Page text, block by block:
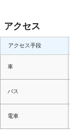
い日本一の城だと称さ
佇んでいます。本丸に
アクセス
アクセス手段
車
バス
電車